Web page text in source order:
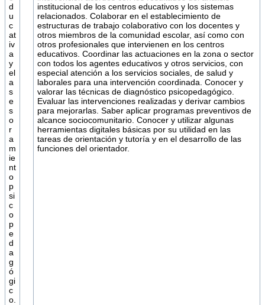
d
u
c
at
iv
a
y
el
a
s
e
s
o
r
a
m
ie
nt
o
p
si
c
o
p
e
d
a
g
ó
gi
c
o.
institucional de los centros educativos y los sistemas
relacionados. Colaborar en el establecimiento de
estructuras de trabajo colaborativo con los docentes y
otros miembros de la comunidad escolar, así como con
otros profesionales que intervienen en los centros
educativos. Coordinar las actuaciones en la zona o sector
con todos los agentes educativos y otros servicios, con
especial atención a los servicios sociales, de salud y
laborales para una intervención coordinada. Conocer y
valorar las técnicas de diagnóstico psicopedagógico.
Evaluar las intervenciones realizadas y derivar cambios
para mejorarlas. Saber aplicar programas preventivos de
alcance sociocomunitario. Conocer y utilizar algunas
herramientas digitales básicas por su utilidad en las
tareas de orientación y tutoría y en el desarrollo de las
funciones del orientador.